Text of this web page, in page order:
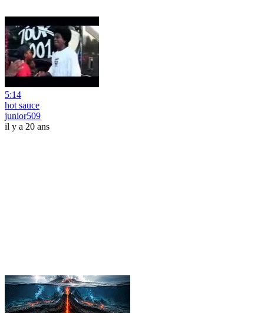
5:14
hot sauce
junior509
il y a 20 ans